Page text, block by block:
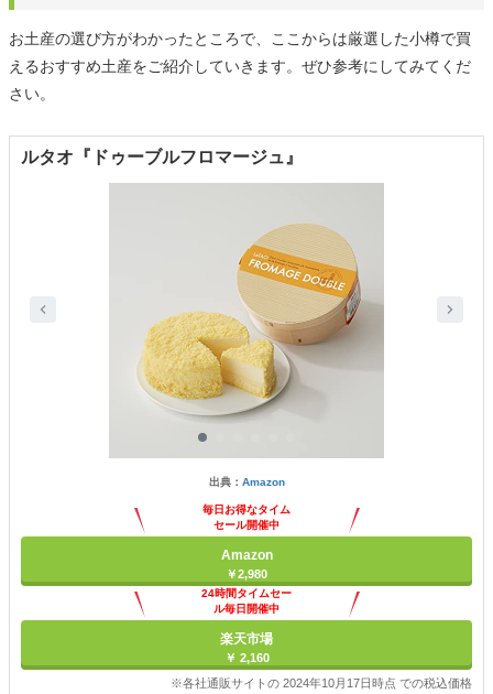
お土産の選び方がわかったところで、ここからは厳選した小樽で買
えるおすすめ土産をご紹介していきます。ぜひ参考にしてみてくだ
さい。
ルタオ『ドゥーブルフロマージュ』
出典： Amazon
毎日お得なタイム
セール開催中
Amazon
￥2,980
24時間タイムセー
ル毎日開催中
楽天市場
￥ 2,160
※各社通販サイトの 2024年10月17日時点 での税込価格